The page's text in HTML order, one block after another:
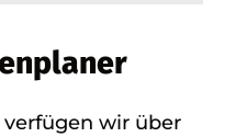
wir über